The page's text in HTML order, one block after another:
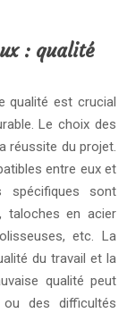
: qualité
qualité est crucial
Le choix des
réussite du projet.
entre eux et
spécifiques sont
taloches en acier
etc. La
du travail et la
qualité peut
ou des difficultés